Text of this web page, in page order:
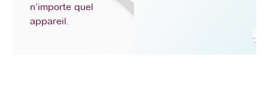
n’importe quel
appareil.